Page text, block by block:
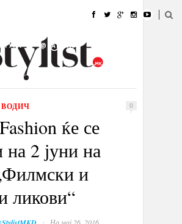
УБАВИНА
@РАБОТА
ИЗЛОГ
0
ќе се
2 јуни на
и
ликови“
·